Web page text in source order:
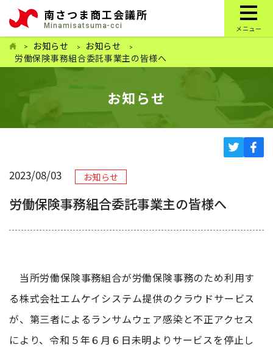
南さつま商工会議所
Minamisatsuma-cci メニュー
お知らせ
お知らせ
労働保険事務組合委託事業主の皆様へ
お知らせ
2023/08/03 お知らせ
労働保険事務組合委託事業主の皆様へ
当所労働保険事務組合が労働保険事務のため利用す
る株式会社エムケイシステム提供のクラウドサービス
が、第三者によるランサムウェア感染と不正アクセス
により、令和５年６月６日未明よりサービスを停止し